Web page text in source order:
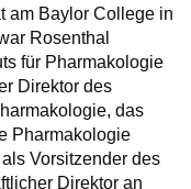
am Baylor College in
Rosenthal
für Pharmakologie
Direktor des
das
Pharmakologie
Vorsitzender des
Direktor an